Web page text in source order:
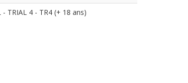
TRIAL 4 - TR4 (+ 18 ans)